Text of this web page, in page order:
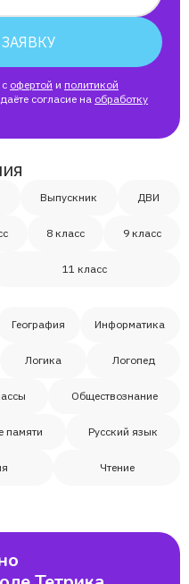
офертой и политикой
согласие на обработку
Выпускник ДВИ
8 класс 9 класс
11 класс
География Информатика
Логика Логопед
Обществознание
памяти Русский язык
Чтение